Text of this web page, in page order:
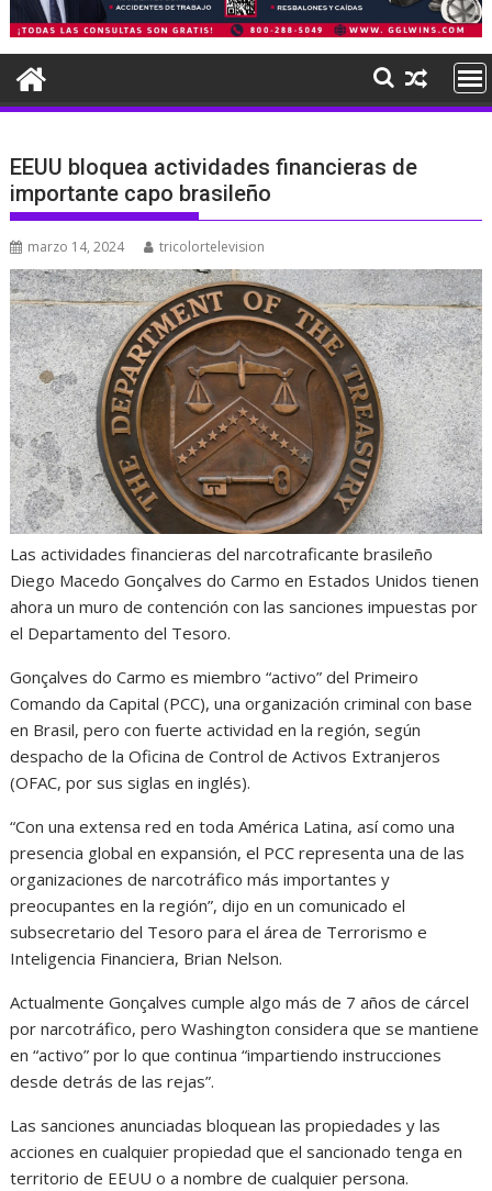
EEUU bloquea actividades financieras de
importante capo brasileño
marzo 14, 2024 tricolortelevision
Las actividades financieras del narcotraficante brasileño
Diego Macedo Gonçalves do Carmo en Estados Unidos tienen
ahora un muro de contención con las sanciones impuestas por
el Departamento del Tesoro.
Gonçalves do Carmo es miembro “activo” del Primeiro
Comando da Capital (PCC), una organización criminal con base
en Brasil, pero con fuerte actividad en la región, según
despacho de la Oficina de Control de Activos Extranjeros
(OFAC, por sus siglas en inglés).
“Con una extensa red en toda América Latina, así como una
presencia global en expansión, el PCC representa una de las
organizaciones de narcotráfico más importantes y
preocupantes en la región”, dijo en un comunicado el
subsecretario del Tesoro para el área de Terrorismo e
Inteligencia Financiera, Brian Nelson.
Actualmente Gonçalves cumple algo más de 7 años de cárcel
por narcotráfico, pero Washington considera que se mantiene
en “activo” por lo que continua “impartiendo instrucciones
desde detrás de las rejas”.
Las sanciones anunciadas bloquean las propiedades y las
acciones en cualquier propiedad que el sancionado tenga en
territorio de EEUU o a nombre de cualquier persona.